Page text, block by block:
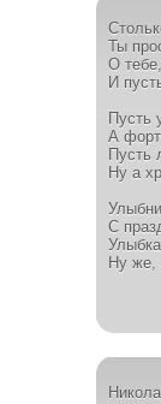
Ты
О
И
Пусть
А
Пусть
Ну а
С
Ну же,